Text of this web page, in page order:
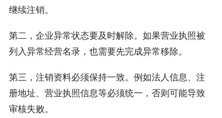
继续注销。
第二，企业异常状态要及时解除。如果营业执照被
列入异常经营名录，也需要先完成异常移除。
第三，注销资料必须保持一致。例如法人信息、注
册地址、营业执照信息等必须统一，否则可能导致
审核失败。